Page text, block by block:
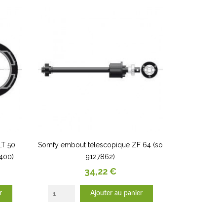
50
Somfy embout télescopique ZF 64 (so
9127862)
Prix
34,22 €
Ajouter au panier